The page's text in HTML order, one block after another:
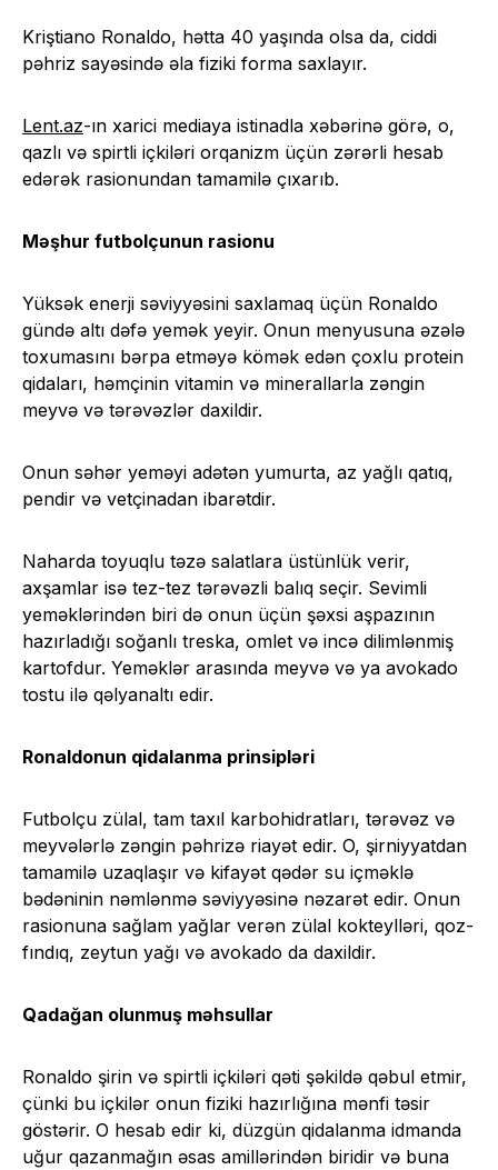
Kriştiano Ronaldo, hətta 40 yaşında olsa da, ciddi
pəhriz sayəsində əla fiziki forma saxlayır.
Lent.az-ın xarici mediaya istinadla xəbərinə görə, o,
qazlı və spirtli içkiləri orqanizm üçün zərərli hesab
edərək rasionundan tamamilə çıxarıb.
Məşhur futbolçunun rasionu
Yüksək enerji səviyyəsini saxlamaq üçün Ronaldo
gündə altı dəfə yemək yeyir. Onun menyusuna əzələ
toxumasını bərpa etməyə kömək edən çoxlu protein
qidaları, həmçinin vitamin və minerallarla zəngin
meyvə və tərəvəzlər daxildir.
Onun səhər yeməyi adətən yumurta, az yağlı qatıq,
pendir və vetçinadan ibarətdir.
Naharda toyuqlu təzə salatlara üstünlük verir,
axşamlar isə tez-tez tərəvəzli balıq seçir. Sevimli
yeməklərindən biri də onun üçün şəxsi aşpazının
hazırladığı soğanlı treska, omlet və incə dilimlənmiş
kartofdur. Yeməklər arasında meyvə və ya avokado
tostu ilə qəlyanaltı edir.
Ronaldonun qidalanma prinsipləri
Futbolçu zülal, tam taxıl karbohidratları, tərəvəz və
meyvələrlə zəngin pəhrizə riayət edir. O, şirniyyatdan
tamamilə uzaqlaşır və kifayət qədər su içməklə
bədəninin nəmlənmə səviyyəsinə nəzarət edir. Onun
rasionuna sağlam yağlar verən zülal kokteylləri, qoz-
fındıq, zeytun yağı və avokado da daxildir.
Qadağan olunmuş məhsullar
Ronaldo şirin və spirtli içkiləri qəti şəkildə qəbul etmir,
çünki bu içkilər onun fiziki hazırlığına mənfi təsir
göstərir. O hesab edir ki, düzgün qidalanma idmanda
uğur qazanmağın əsas amillərindən biridir və buna